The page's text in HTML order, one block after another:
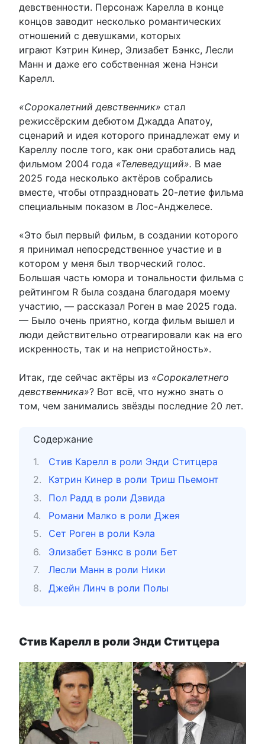
девственности. Персонаж Карелла в конце
концов заводит несколько романтических
отношений с девушками, которых
играют Кэтрин Кинер, Элизабет Бэнкс, Лесли
Манн и даже его собственная жена Нэнси
Карелл.
«Сорокалетний девственник» стал
режиссёрским дебютом Джадда Апатоу,
сценарий и идея которого принадлежат ему и
Кареллу после того, как они сработались над
фильмом 2004 года «Телеведущий». В мае
2025 года несколько актёров собрались
вместе, чтобы отпраздновать 20-летие фильма
специальным показом в Лос-Анджелесе.
«Это был первый фильм, в создании которого
я принимал непосредственное участие и в
котором у меня был творческий голос.
Большая часть юмора и тональности фильма с
рейтингом R была создана благодаря моему
участию, — рассказал Роген в мае 2025 года.
— Было очень приятно, когда фильм вышел и
люди действительно отреагировали как на его
искренность, так и на непристойность».
Итак, где сейчас актёры из «Сорокалетнего
девственника»? Вот всё, что нужно знать о
том, чем занимались звёзды последние 20 лет.
Содержание
Стив Карелл в роли Энди Ститцера
Кэтрин Кинер в роли Триш Пьемонт
Пол Радд в роли Дэвида
Романи Малко в роли Джея
Сет Роген в роли Кэла
Элизабет Бэнкс в роли Бет
Лесли Манн в роли Ники
Джейн Линч в роли Полы
Стив Карелл в роли Энди Ститцера